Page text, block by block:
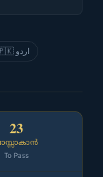
🇵🇰 اردو
23
To Pass